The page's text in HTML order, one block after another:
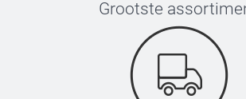
Zet je strijkijzer op de hoogste stand,
Plaats het label met de tekst naar
Leg het transferpapier (inbegrepen)
Druk het ijzer stevig voor 5-10
label, hef vervolgens het strijkijzer
Grootste